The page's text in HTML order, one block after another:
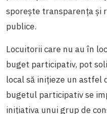
sporește transparența și
publice.
Locuitorii care nu au în
buget participativ, pot
local să inițieze un astfel
bugetul participativ se
inițiativa unui grup de